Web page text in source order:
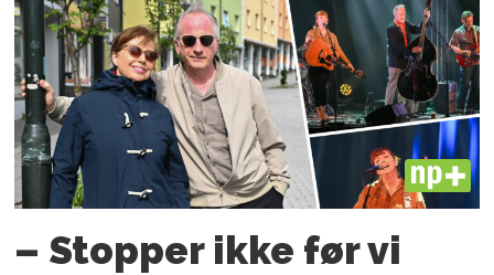
PLUS
– Stopper ikke før vi